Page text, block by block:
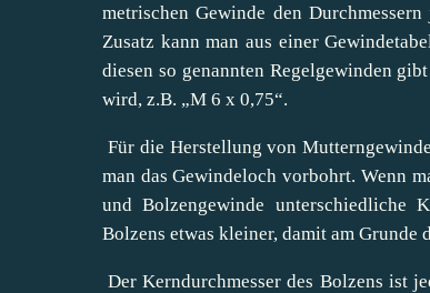
metrischen Gewinde den
Zusatz kann man aus einer
diesen so genannten Regelgewinden
wird, z.B. „M 6 x 0,75“.
Für die Herstellung von
man das Gewindeloch vorbohrt. Wenn
und Bolzengewinde unterschiedliche
Bolzens etwas kleiner, damit am Grunde
Der Kerndurchmesser des Bolzens ist